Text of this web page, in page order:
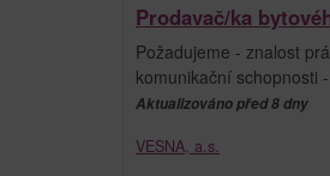
Prodavač/ka
Požadujeme - znalost
komunikační schopnosti
Aktualizováno před 8 dny
VESNA, a.s.